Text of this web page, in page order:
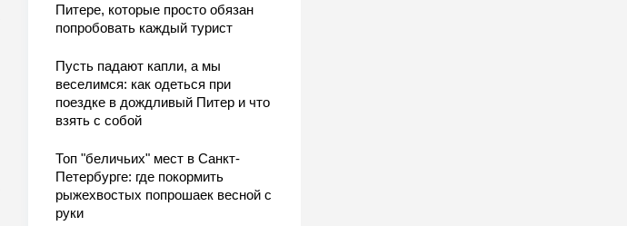
Питере, которые просто обязан
попробовать каждый турист
Пусть падают капли, а мы
веселимся: как одеться при
поездке в дождливый Питер и что
взять с собой
Топ "беличьих" мест в Санкт-
Петербурге: где покормить
рыжехвостых попрошаек весной с
руки